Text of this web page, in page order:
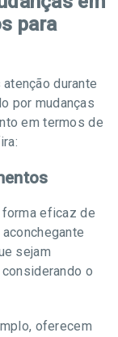
para
durante
por mudanças
em termos de
eficaz de
sejam
o
oferecem